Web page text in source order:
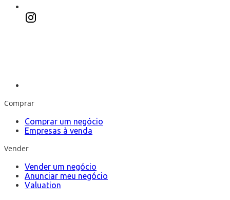
Comprar
Comprar um negócio
Empresas à venda
Vender
Vender um negócio
Anunciar meu negócio
Valuation